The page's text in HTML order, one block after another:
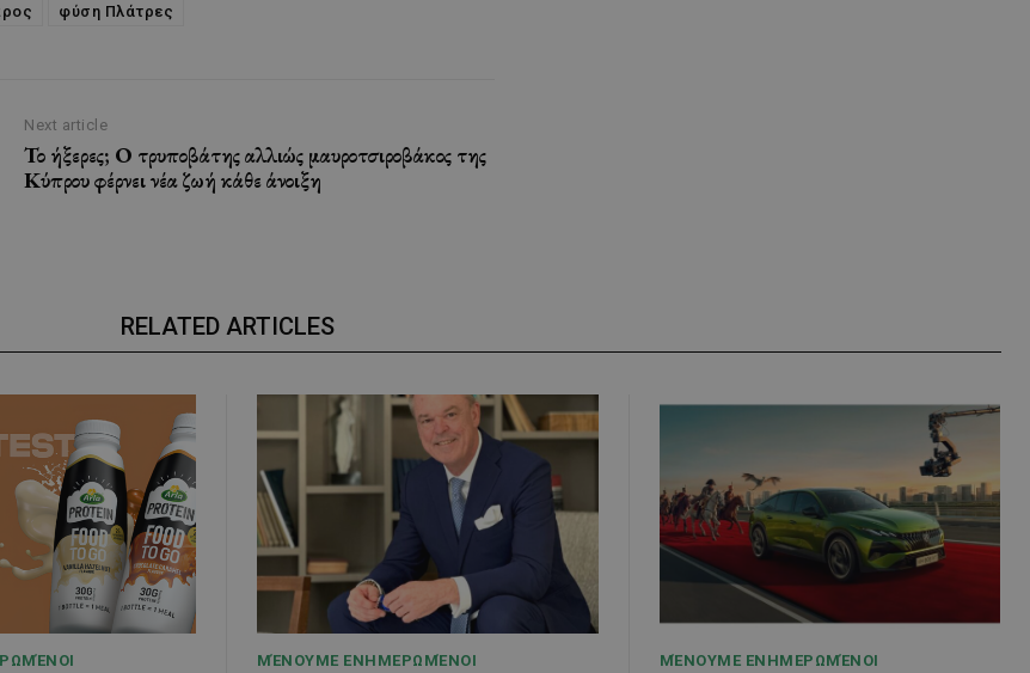
φύση Πλάτρες
Next article
Το ήξερες; Ο τρυποβάτης αλλιώς μαυροτσιροβάκος της
Κύπρου φέρνει νέα ζωή κάθε άνοιξη
RELATED ARTICLES
ΜΈΝΟΥΜΕ ΕΝΗΜΕΡΩΜΈΝΟΙ ΜΈΝΟΥΜΕ ΕΝΗΜΕΡΩΜΈΝΟΙ